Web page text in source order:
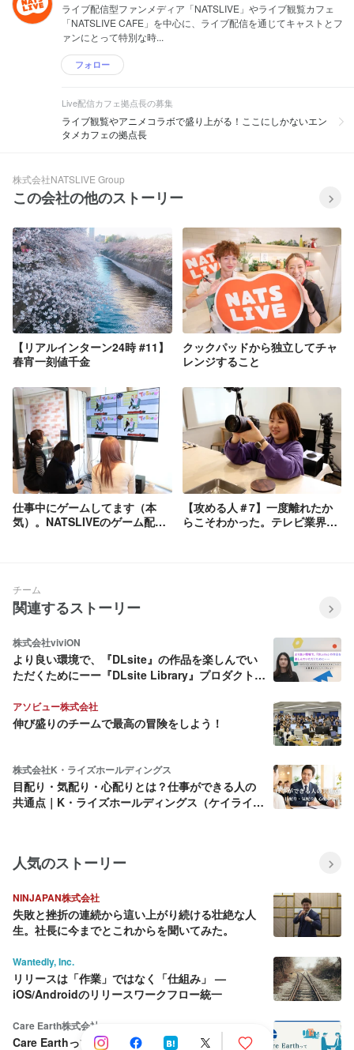
ライブ配信型ファンメディア「NATSLIVE」やライブ観覧カフェ
「NATSLIVE CAFE」を中心に、ライブ配信を通じてキャストとフ
ァンにとって特別な時...
フォロー
Live配信カフェ拠点長の募集
ライブ観覧やアニメコラボで盛り上がる！ここにしかないエン
タメカフェの拠点長
株式会社NATSLIVE Group
この会社の他のストーリー
【リアルインターン24時 #11】
春宵一刻値千金
クックパッドから独立してチャ
レンジすること
仕事中にゲームしてます（本
気）。NATSLIVEのゲーム配信
【攻める人＃7】一度離れたか
らこそわかった。テレビ業界を
チーム
関連するストーリー
株式会社viviON
より良い環境で、『DLsite』の作品を楽しんでい
ただくためにーー『DLsite Library』プロダクトマ
アソビュー株式会社
伸び盛りのチームで最高の冒険をしよう！
株式会社K・ライズホールディングス
目配り・気配り・心配りとは？仕事ができる人の
共通点｜K・ライズホールディングス（ケイライ
人気のストーリー
NINJAPAN株式会社
失敗と挫折の連続から這い上がり続ける壮絶な人
生。社長に今までとこれからを聞いてみた。
Wantedly, Inc.
リリースは「作業」ではなく「仕組み」 —
iOS/Androidのリリースワークフロー統一
Care Earth株式会社
Care Earthって何をしている会社？